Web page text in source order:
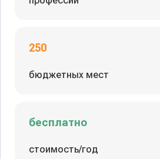
250
бюджетных мест
бесплатно
стоимость/год